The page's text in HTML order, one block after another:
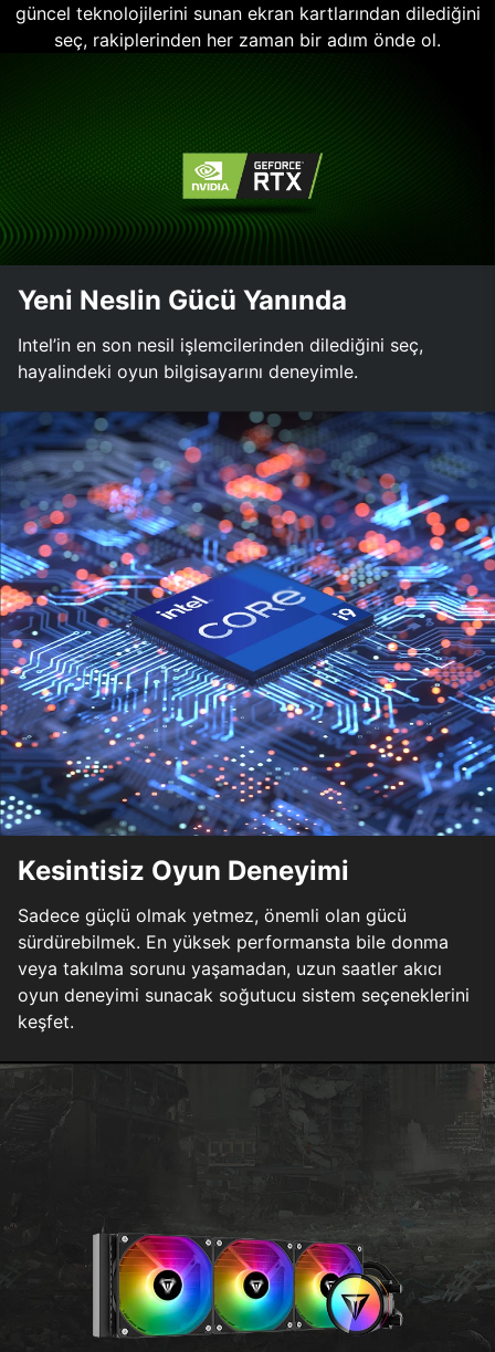
güncel teknolojilerini sunan ekran kartlarından dilediğini
seç, rakiplerinden her zaman bir adım önde ol.
Yeni Neslin Gücü Yanında
Intel’in en son nesil işlemcilerinden dilediğini seç,
hayalindeki oyun bilgisayarını deneyimle.
Kesintisiz Oyun Deneyimi
Sadece güçlü olmak yetmez, önemli olan gücü
sürdürebilmek. En yüksek performansta bile donma
veya takılma sorunu yaşamadan, uzun saatler akıcı
oyun deneyimi sunacak soğutucu sistem seçeneklerini
keşfet.